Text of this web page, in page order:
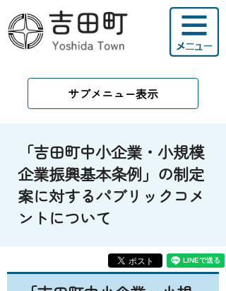
サブメニュー表示
「吉田町中小企業・小規模
企業振興基本条例」の制定
案に対するパブリックコメ
ントについて